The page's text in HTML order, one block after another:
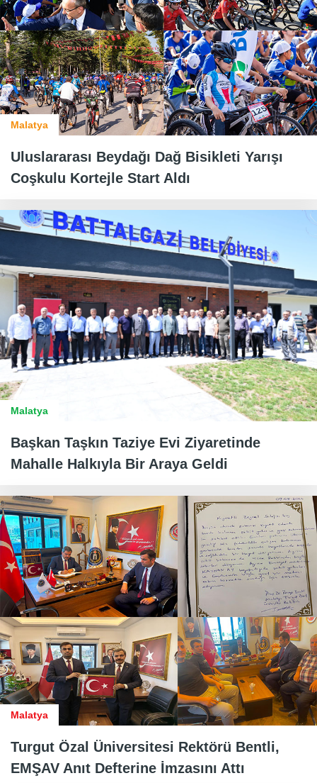
Malatya
Uluslararası Beydağı Dağ Bisikleti Yarışı
Coşkulu Kortejle Start Aldı
Malatya
Başkan Taşkın Taziye Evi Ziyaretinde
Mahalle Halkıyla Bir Araya Geldi
Malatya
Turgut Özal Üniversitesi Rektörü Bentli,
EMŞAV Anıt Defterine İmzasını Attı